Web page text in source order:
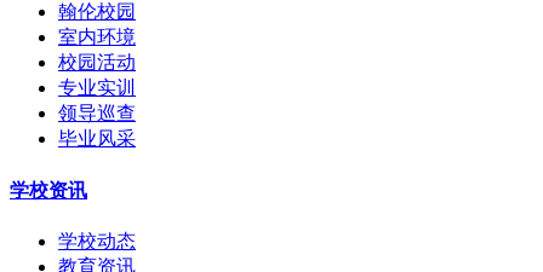
翰伦校园
室内环境
校园活动
专业实训
领导巡查
毕业风采
学校资讯
学校动态
教育资讯